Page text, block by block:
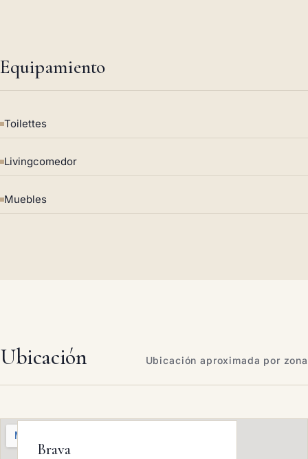
Equipamiento
Toilettes
Livingcomedor
Muebles
Ubicación Ubicación aproximada por zona
Brava